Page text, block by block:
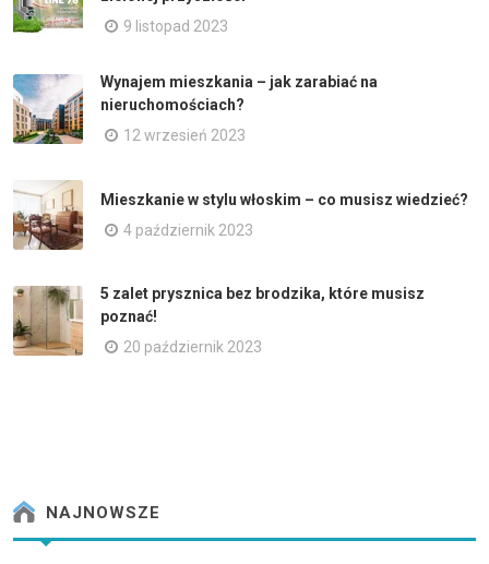
9 listopad 2023
Wynajem mieszkania – jak zarabiać na
nieruchomościach?
12 wrzesień 2023
Mieszkanie w stylu włoskim – co musisz wiedzieć?
4 październik 2023
5 zalet prysznica bez brodzika, które musisz
poznać!
20 październik 2023
NAJNOWSZE